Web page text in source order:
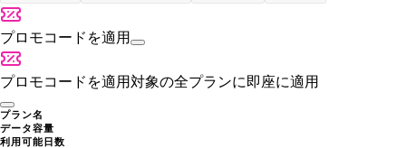
プロモコードを適用
プロモコードを適用対象の全プランに即座に適用
プラン名
データ容量
利用可能日数